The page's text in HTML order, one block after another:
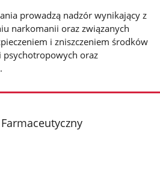
prowadzą nadzór wynikający z
narkomanii oraz związanych
i zniszczeniem środków
psychotropowych oraz